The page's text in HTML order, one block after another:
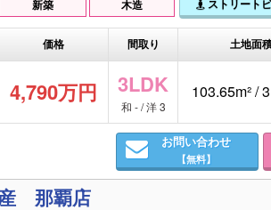
新築 木造 ストリート
価格 間取り 土地面
4,790万円 3LDK
和 - / 洋 3
103.65m² /
お問い合わせ
【無料】
那覇店